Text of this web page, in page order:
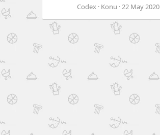
Codex Konu 22 May 2020